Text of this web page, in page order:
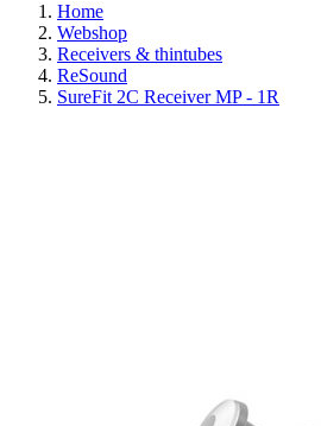
Home
Webshop
Receivers & thintubes
ReSound
SureFit 2C Receiver MP - 1R